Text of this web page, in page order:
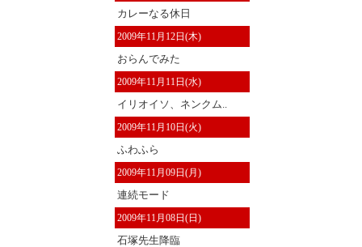
カレーなる休日
2009年11月12日(木)
おらんでみた
2009年11月11日(水)
イリオイソ、ネンクム..
2009年11月10日(火)
ふわふら
2009年11月09日(月)
連続モード
2009年11月08日(日)
石塚先生降臨